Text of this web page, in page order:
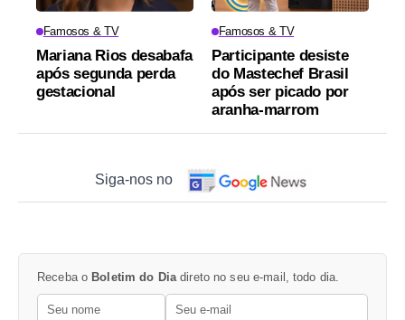
Famosos & TV
Mariana Rios desabafa
após segunda perda
gestacional
Famosos & TV
Participante desiste
do Mastechef Brasil
após ser picado por
aranha-marrom
Siga-nos no
Receba o Boletim do Dia direto no seu e-mail, todo dia.